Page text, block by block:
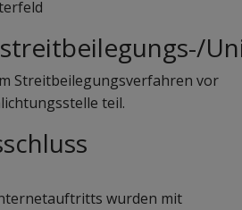
Streitbeilegungsverfahren vor
teil.
wurden mit